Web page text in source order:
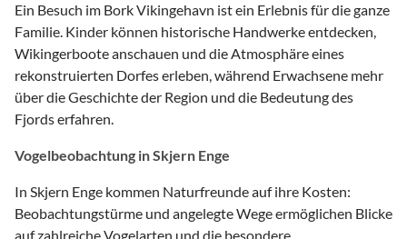
Ein Besuch im Bork Vikingehavn ist ein Erlebnis für die ganze
Familie. Kinder können historische Handwerke entdecken,
Wikingerboote anschauen und die Atmosphäre eines
rekonstruierten Dorfes erleben, während Erwachsene mehr
über die Geschichte der Region und die Bedeutung des
Fjords erfahren.
Vogelbeobachtung in Skjern Enge
In Skjern Enge kommen Naturfreunde auf ihre Kosten:
Beobachtungstürme und angelegte Wege ermöglichen Blicke
auf zahlreiche Vogelarten und die besondere